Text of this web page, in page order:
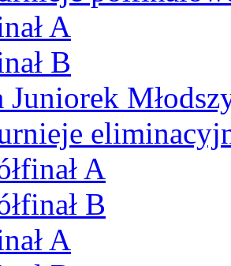
A
B
Juniorek
A
B
A